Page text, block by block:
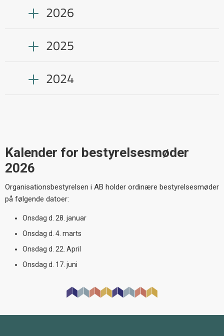
2026
2025
2024
Kalender for bestyrelsesmøder
2026
Organisationsbestyrelsen i AB holder ordinære bestyrelsesmøder
på følgende datoer:
Onsdag d. 28. januar
Onsdag d. 4. marts
Onsdag d. 22. April
Onsdag d. 17. juni